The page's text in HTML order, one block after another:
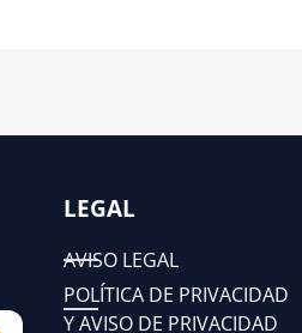
LEGAL
AVISO LEGAL
POLÍTICA DE PRIVACIDAD
Y AVISO DE PRIVACIDAD